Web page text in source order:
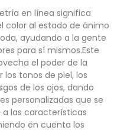
en línea significa
al estado de ánimo
ayudando a la gente
para sí mismos.Este
el poder de la
tonos de piel, los
de los ojos, dando
personalizadas que se
las características
en cuenta los